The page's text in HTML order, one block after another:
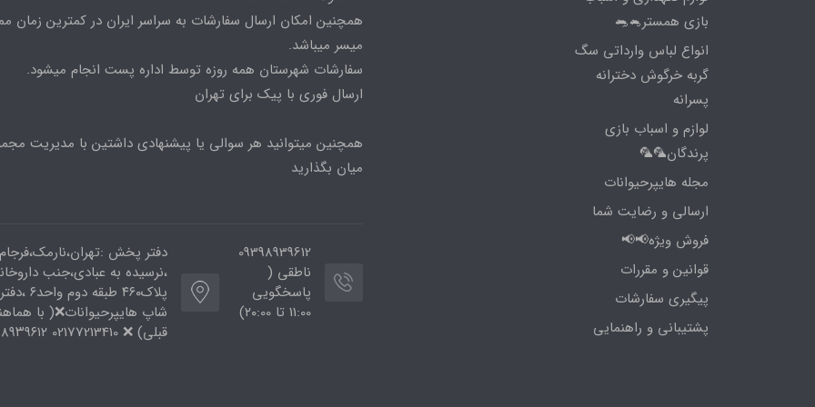
بازی همستر🐁🐀
انواع لباس وارداتی سگ
گربه خرگوش دخترانه
پسرانه
لوازم و اسباب بازی
پرندگان🦜🦜
مجله هایپرحیوانات
ارسالی و رضایت شما
فروش ویژه📢📢
قوانین و مقررات
پیگیری سفارشات
پشتیبانی و راهنمایی
همچنین امکان ارسال سفارشات به سراسر ایران در کمترین زمان
میسر میباشد.
سفارشات شهرستان همه روزه توسط اداره پست انجام میشود.
ارسال فوری با پیک برای تهران
همچنین میتوانید هر سوالی یا پیشنهادی داشتین با مدیریت
میان بگذارید
09398939612
ناطقی (
پاسخگویی
11:00 تا ۲۰:00)
دفتر پخش :تهران،نارمک،فرجام
،نرسیده به عبادی،جنب
پلاک۴۶۰ طبقه
شاپ هایپرحیوانات❌( با
قبلی) ❌ 02177213410 ۰۹۳۹۸۹۳۹۶۱۲